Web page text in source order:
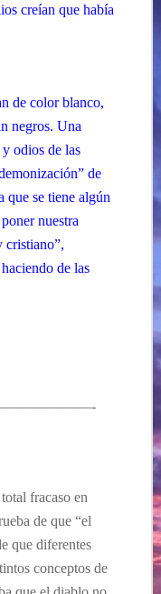
creían que había
de color blanco,
negros. Una
odios de las
de
que se tiene algún
nuestra
cristiano”,
de las
fracaso en
de que “el
que diferentes
conceptos de